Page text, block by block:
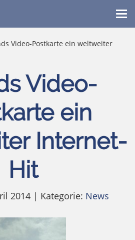
Video-Postkarte ein weltweiter
Video-
ein
Internet-
Hit
2014 | Kategorie: News